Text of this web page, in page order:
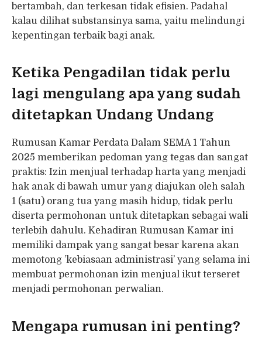
bertambah, dan terkesan tidak efisien. Padahal
kalau dilihat substansinya sama, yaitu melindungi
kepentingan terbaik bagi anak.
Ketika Pengadilan tidak perlu
lagi mengulang apa yang sudah
ditetapkan Undang Undang
Rumusan Kamar Perdata Dalam SEMA 1 Tahun
2025 memberikan pedoman yang tegas dan sangat
praktis: Izin menjual terhadap harta yang menjadi
hak anak di bawah umur yang diajukan oleh salah
1 (satu) orang tua yang masih hidup, tidak perlu
diserta permohonan untuk ditetapkan sebagai wali
terlebih dahulu. Kehadiran Rumusan Kamar ini
memiliki dampak yang sangat besar karena akan
memotong ’kebiasaan administrasi’ yang selama ini
membuat permohonan izin menjual ikut terseret
menjadi permohonan perwalian.
Mengapa rumusan ini penting?